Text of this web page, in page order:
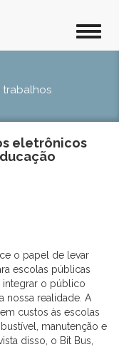
trabalhos
eletrônicos
o papel de levar
escolas públicas
o público
nossa realidade. A
custos às escolas
manutenção e
disso, o Bit Bus,